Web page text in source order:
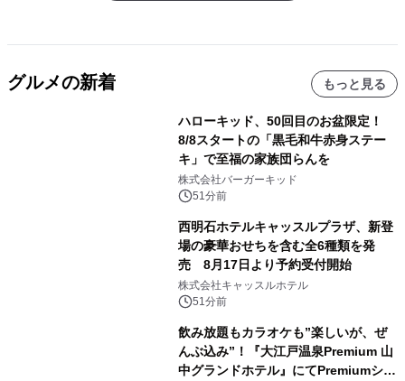
グルメの新着 もっと見る
ハローキッド、50回目のお盆限定！
8/8スタートの「黒毛和牛赤身ステー
キ」で至福の家族団らんを
株式会社バーガーキッド
51分前
西明石ホテルキャッスルプラザ、新登
場の豪華おせちを含む全6種類を発
売 8月17日より予約受付開始
株式会社キャッスルホテル
51分前
飲み放題もカラオケも”楽しいが、ぜ
んぶ込み”！『大江戸温泉Premium 山
中グランドホテル』にてPremiumシリ